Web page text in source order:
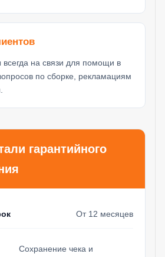
на связи для помощи в
по сборке, рекламациям
гарантийного
От 12 месяцев
Сохранение чека и